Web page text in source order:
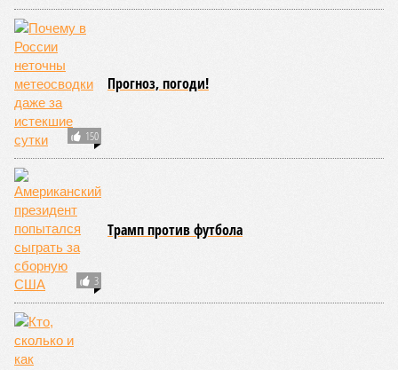
Отредактировано:08.08.2026 17:00
Финляндии
отказался признать
Россию угрозой для
Европы
КОММЕНТАРИИ
13:19
Раскрыт источник энергии на Кубе в условиях
энергокризиса
13:18
Дважды оправданного по делу об убийстве
россиянина будут судить в третий раз
13:16
13:09
В ВСУ перечислили причины самовольного